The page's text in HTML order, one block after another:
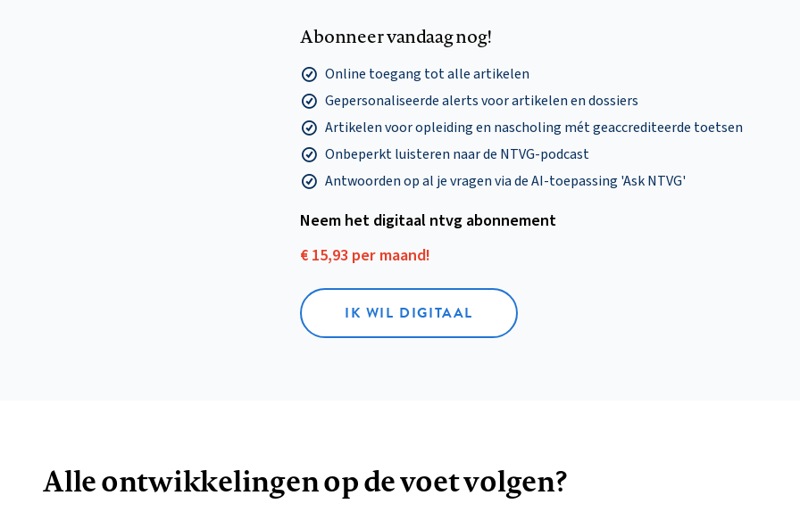
Abonneer vandaag nog!
Online toegang tot alle artikelen
Gepersonaliseerde alerts voor artikelen en dossiers
Artikelen voor opleiding en nascholing mét geaccrediteerde toetsen
Onbeperkt luisteren naar de NTVG-podcast
Antwoorden op al je vragen via de AI-toepassing 'Ask NTVG'
Neem het digitaal ntvg abonnement
€ 15,93 per maand!
IK WIL DIGITAAL
Alle ontwikkelingen op de voet volgen?